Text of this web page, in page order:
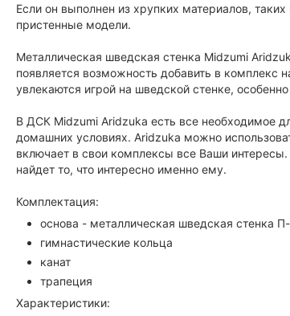
Если он выполнен из хрупких материалов,
пристенные модели.
Металлическая шведская стенка Midzumi
появляется возможность добавить в комплекс
увлекаются игрой на шведской стенке,
В ДСК Midzumi Aridzuka есть все необходимое
домашних условиях. Aridzuka можно
включает в свои комплексы все Ваши
найдет то, что интересно именно ему.
Комплектация:
основа - металлическая шведская стенка
гимнастические кольца
канат
трапеция
Характеристики: